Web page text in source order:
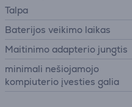
Talpa
Baterijos veikimo laikas
Maitinimo adapterio jungtis
minimali nešiojamojo
kompiuterio įvesties galia